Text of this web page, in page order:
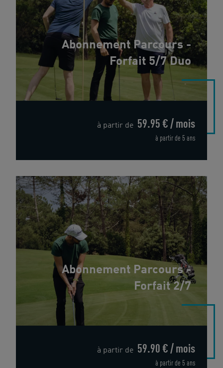
Abonnement Parcours -
Forfait 5/7 Duo
à partir de 59.95 € / mois
à partir de 5 ans
Abonnement Parcours -
Forfait 2/7
à partir de 59.90 € / mois
à partir de 5 ans